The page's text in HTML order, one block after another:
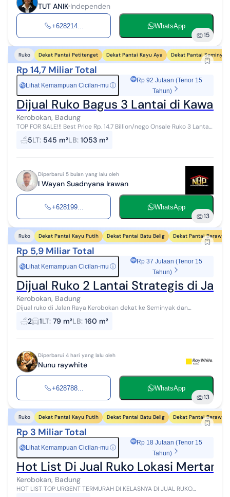
TUT ANIK Independen
+628214... WhatsApp
15
Ruko Dekat Pantai Petitenget Dekat Pantai Kayu Aya Dekat Pantai Seminyak
Rp 14,7 Miliar Total
Rp Lihat Kemampuan Cicilan-mu ⓘ
Rp 92 Jutaan (Tenor 15
Tahun)
Dijual Ruko Bagus 3 Lantai di
Kerobokan, Badung
TOP FOR SALE!!! Best Price Rp. 14.7 Billion/nego Onsale Ruko 3 Lantai
Berlokasi di Jl. Gunung Tangkuban Perahu, Kerobokan Kelod, Kuta
Utara, Badu...
5LT: 545 m²LB: 1053 m²
Diperbarui 5 bulan yang lalu oleh
I Wayan Suadnyana Irawan
+628199... WhatsApp
13
Ruko Dekat Pantai Kayu Putih Dekat Pantai Batu Belig Dekat Pantai Berawa
Rp 5,9 Miliar Total
Rp Lihat Kemampuan Cicilan-mu ⓘ
Rp 37 Jutaan (Tenor 15
Tahun)
Dijual Ruko 2 Lantai Strategis di
Kerobokan, Badung
Dijual ruko di Jalan Raya Kerobokan dekat ke Seminyak dan
Petitenget Detail: Luas tanah: 79m2 Luas bangunan: 160m2
Bangunan 2 lantai (penggunaan ...
2 1LT: 79 m²LB: 160 m²
Diperbarui 4 hari yang lalu oleh
Nunu raywhite
+628788... WhatsApp
13
Ruko Dekat Pantai Kayu Putih Dekat Pantai Batu Belig Dekat Pantai Berawa
Rp 3 Miliar Total
Rp Lihat Kemampuan Cicilan-mu ⓘ
Rp 18 Jutaan (Tenor 15
Tahun)
Hot List Di Jual Ruko Lokasi
Kerobokan, Badung
HOT LIST TOP URGENT TERMURAH DI KELASNYA DI JUAL RUKO